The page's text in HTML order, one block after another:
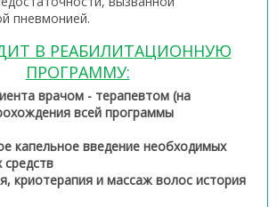
пневмонией.
В РЕАБИЛИТАЦИОННУЮ
ПРОГРАММУ:
врачом - терапевтом (на
всей программы
капельное введение необходимых
средств
криотерапия и массаж волос история